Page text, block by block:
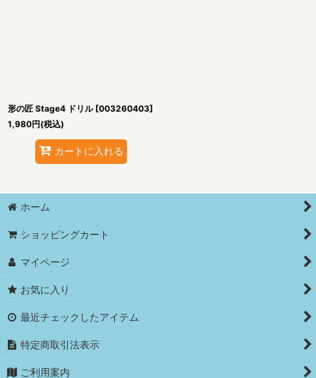
形の匠 Stage4 ドリル [003260403]
1,980円(税込)
カートに入れる
ホーム
ショッピングカート
マイページ
お気に入り
最近チェックしたアイテム
特定商取引法表示
ご利用案内